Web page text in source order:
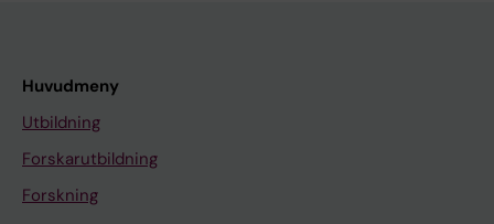
Huvudmeny
Utbildning
Forskarutbildning
Forskning